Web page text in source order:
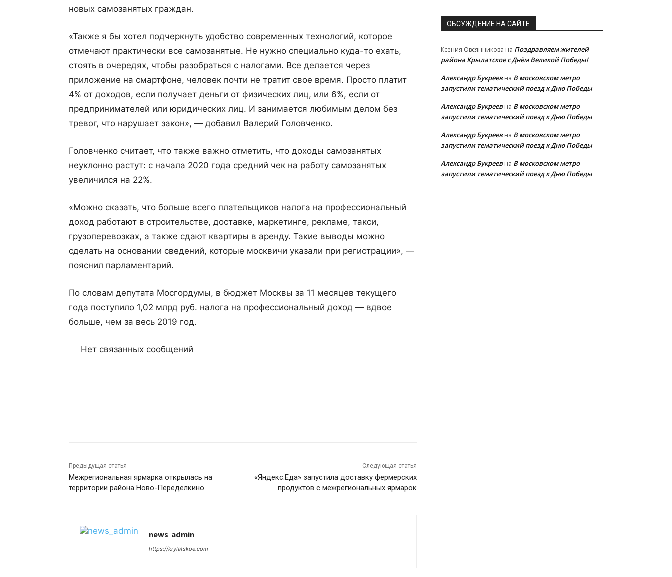
новых самозанятых граждан.
«Также я бы хотел подчеркнуть удобство современных технологий, которое
отмечают практически все самозанятые. Не нужно специально куда-то ехать,
стоять в очередях, чтобы разобраться с налогами. Все делается через
приложение на смартфоне, человек почти не тратит свое время. Просто платит
4% от доходов, если получает деньги от физических лиц, или 6%, если от
предпринимателей или юридических лиц. И занимается любимым делом без
тревог, что нарушает закон», — добавил Валерий Головченко.
Головченко считает, что также важно отметить, что доходы самозанятых
неуклонно растут: с начала 2020 года средний чек на работу самозанятых
увеличился на 22%.
«Можно сказать, что больше всего плательщиков налога на профессиональный
доход работают в строительстве, доставке, маркетинге, рекламе, такси,
грузоперевозках, а также сдают квартиры в аренду. Такие выводы можно
сделать на основании сведений, которые москвичи указали при регистрации», —
пояснил парламентарий.
По словам депутата Мосгордумы, в бюджет Москвы за 11 месяцев текущего
года поступило 1,02 млрд руб. налога на профессиональный доход — вдвое
больше, чем за весь 2019 год.
Нет связанных сообщений
Предыдущая статья
Межрегиональная ярмарка открылась на
территории района Ново-Переделкино
Следующая статья
«Яндекс.Еда» запустила доставку фермерских
продуктов с межрегиональных ярмарок
news_admin
https://krylatskoe.com
ОБСУЖДЕНИЕ НА САЙТЕ
Ксения Овсянникова на Поздравляем жителей
района Крылатское с Днём Великой Победы!
Александр Букреевна В московском метро
запустили тематический поезд к Дню Победы
Александр Букреевна В московском метро
запустили тематический поезд к Дню Победы
Александр Букреевна В московском метро
запустили тематический поезд к Дню Победы
Александр Букреевна В московском метро
запустили тематический поезд к Дню Победы